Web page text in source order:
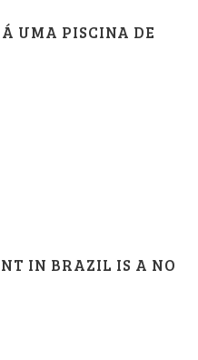
UMA PISCINA DE
IN BRAZIL IS A NO